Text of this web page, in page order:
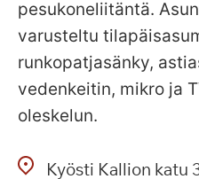
pesukoneliitäntä.
varusteltu
runkopatjasänky,
vedenkeitin, mikro ja
oleskelun.
Kyösti Kallion katu